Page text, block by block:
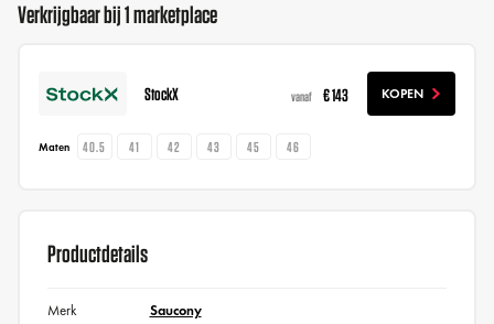
Verkrijgbaar bij 1 marketplace
StockX vanaf € 143 KOPEN
Maten 40.5 41 42 43 45 46
Productdetails
Merk Saucony